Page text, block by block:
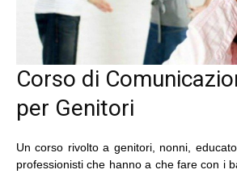
Corso di
per Genitori
Un corso rivolto a genitori, nonni,
professionisti che hanno a che fare con i